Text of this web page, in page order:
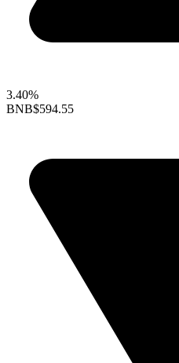
3.40%
BNB$594.55